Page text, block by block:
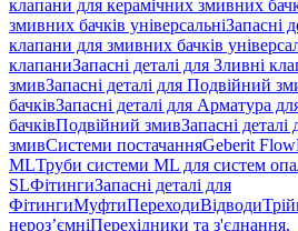
клапани для керамічних змивних
змивних бачків універсальніЗапасні
клапани для змивних бачків
клапаниЗапасні деталі для Зливні
змивЗапасні деталі для Подвійний
бачкiвЗапасні деталі для Арматура
бачкiвПодвійний змивЗапасні
змивСистеми постачанняGeberit
MLТруби системи ML для систем
SLФітингиЗапасні деталі для
ФітингиМуфтиПереходиВідводи
нероз’ємніПерехідники та з'єднання,